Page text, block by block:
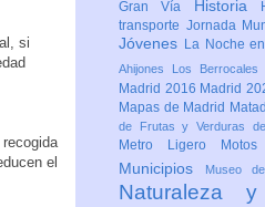
si
el
Gran Vía Historia
transporte Jornada
Jóvenes La Noche
Ahijones
Los Berrocales
Madrid 2016 Madrid
Mapas de Madrid
de Frutas y Verduras
Metro Ligero Motos
Municipios Museo
Naturaleza